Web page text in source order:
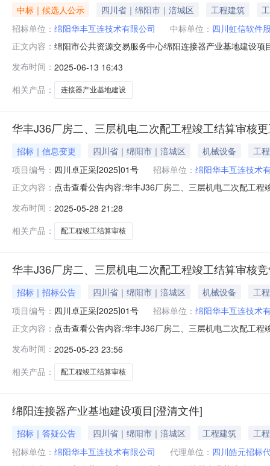
中标｜候选人公示 四川省｜绵阳市｜涪城区 工程建筑
招标单位： 绵阳华丰互连技术有限公司 中标单位： 四川虹信软件
正文内容： 绵阳市公共资源交易服务中心绵阳连接器产业基地建设
构四川皓元招标代理有限公司招标代理机构联系电话
发布时间： 2025-06-13 16:43
相关产品：
连接器产业基地建设
华丰J36厂房二、三层机电二次配工程竣工结算审核
招标｜信息变更 四川省｜绵阳市｜涪城区 机械设备
工程
项目编号： 四川卓正采[2025]01号 招标单位： 绵阳华丰互连技术
正文内容： 点击查看公告内容:华丰J36厂房二、三层机电二次配工
0410:00:00二、监督部门本招标项目的监督部门为绵阳
发布时间： 2025-05-28 21:28
相关产品：
配工程竣工结算审核
华丰J36厂房二、三层机电二次配工程竣工结算审核
招标｜招标公告 四川省｜绵阳市｜涪城区 机械设备
工程
项目编号： 四川卓正采[2025]01号 招标单位： 绵阳华丰互连技术
正文内容： 点击查看公告内容:华丰J36厂房二、三层机电二次配工
筹资金1.0088万元，招标人为绵阳华丰互连技术有限公
安费206万元
发布时间： 2025-05-23 23:56
相关产品：
配工程竣工结算审核
绵阳连接器产业基地建设项目[澄清文件]
招标｜答疑公告 四川省｜绵阳市｜涪城区 工程建筑
工程
招标单位： 绵阳华丰互连技术有限公司 代理单位： 四川皓元招标